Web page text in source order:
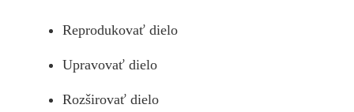
Reprodukovať dielo
Upravovať dielo
Rozširovať dielo